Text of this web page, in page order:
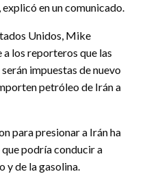
en un comunicado.
Unidos, Mike
los reporteros que las
impuestas de nuevo
petróleo de Irán a
para presionar a Irán ha
podría conducir a
y de la gasolina.